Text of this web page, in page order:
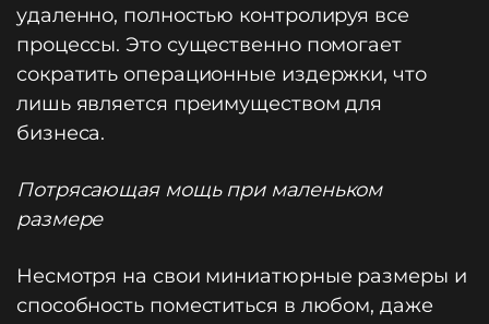
удаленно, полностью контролируя все
процессы. Это существенно помогает
сократить операционные издержки, что
лишь является преимуществом для
бизнеса.
Потрясающая мощь при маленьком
размере
Несмотря на свои миниатюрные размеры и
способность поместиться в любом, даже